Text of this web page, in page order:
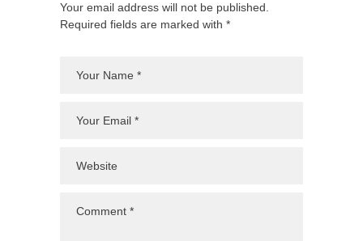
Your email address will not be published.
Required fields are marked with *